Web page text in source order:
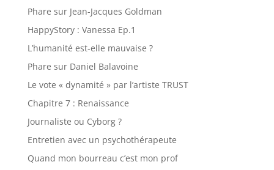
Phare sur Jean-Jacques Goldman
HappyStory : Vanessa Ep.1
L’humanité est-elle mauvaise ?
Phare sur Daniel Balavoine
Le vote « dynamité » par l’artiste TRUST
Chapitre 7 : Renaissance
Journaliste ou Cyborg ?
Entretien avec un psychothérapeute
Quand mon bourreau c’est mon prof